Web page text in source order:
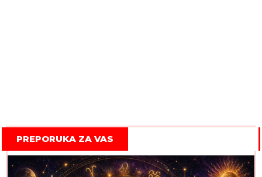
PREPORUKA ZA VAS